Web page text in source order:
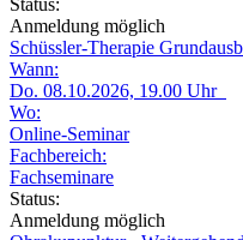
Anmeldung möglich
Schüssler-Therapie
Wann:
Do. 08.10.2026, 19.00 Uhr
Wo:
Online-Seminar
Fachbereich:
Fachseminare
Status:
Anmeldung möglich